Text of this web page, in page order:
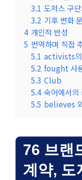
3.1 도저스 구
3.2 기후 변화
4 개인적 반성
5 번역하며 직접
5.1 activists의
5.2 fought 사
5.3 Club
5.4 숙어에서
5.5 believes
76 브랜
계약, 도